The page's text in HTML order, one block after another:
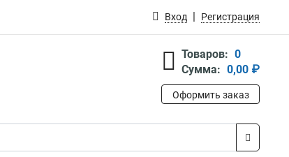
Вход Регистрация
Товаров: 0
Сумма: 0,00 ₽
Оформить заказ